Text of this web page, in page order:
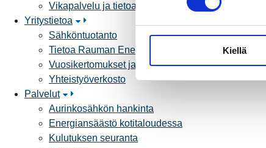
s
m
u
k
e
n
v
Kiellä
Vikapalvelu ja tietoa jakeluhäiriöistä
Yritystietoa
Sähköntuotanto
Tietoa Rauman Energiasta
Vuosikertomukset ja asiakaslehti
Yhteistyöverkosto
Palvelut
Aurinkosähkön hankinta
Energiansäästö kotitaloudessa
Kulutuksen seuranta